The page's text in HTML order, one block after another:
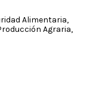
Alimentaria,
Agraria,